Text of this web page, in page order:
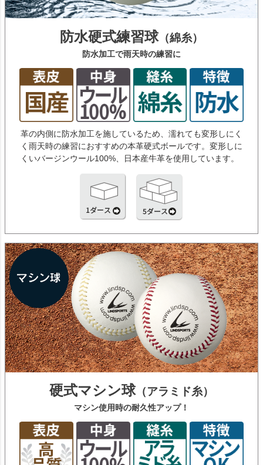
防水硬式練習球（綿糸）
防水加工で雨天時の練習に
革の内側に防水加工を施しているため、濡れても変形しにく
く雨天時の練習におすすめの本革硬式ボールです。変形しに
くいバージンウール100%、日本産牛革を使用しています。
硬式マシン球（アラミド糸）
マシン使用時の耐久性アップ！